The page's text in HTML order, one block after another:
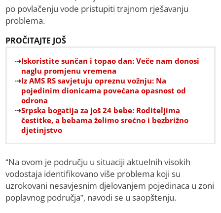
po povlačenju vode pristupiti trajnom rješavanju
problema.
PROČITAJTE JOŠ
Iskoristite sunčan i topao dan: Veče nam donosi
naglu promjenu vremena
Iz AMS RS savjetuju opreznu vožnju: Na
pojedinim dionicama povećana opasnost od
odrona
Srpska bogatija za još 24 bebe: Roditeljima
čestitke, a bebama želimo srećno i bezbrižno
djetinjstvo
“Na ovom je području u situaciji aktuelnih visokih
vodostaja identifikovano više problema koji su
uzrokovani nesavjesnim djelovanjem pojedinaca u zoni
poplavnog područja”, navodi se u saopštenju.